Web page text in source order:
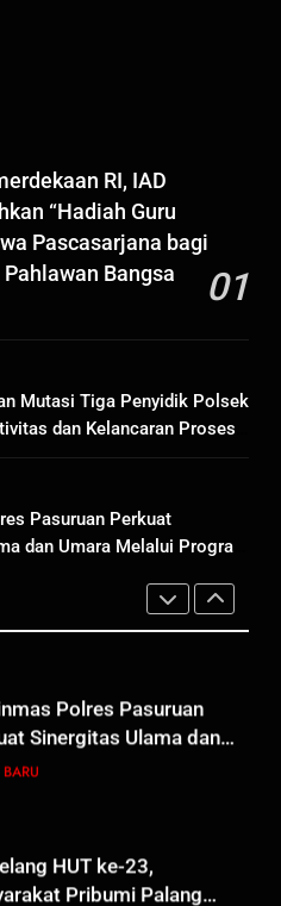
RI, IAD
“Hadiah Guru
Pascasarjana bagi
Bangsa
01
Mutasi Tiga Penyidik Polsek
dan Kelancaran Proses
Pasuruan Perkuat
dan Umara Melalui Program
Pasuruan Beri Klarifikasi
Korban Diduga
Judol, Komitmen
HUT ke-81
RI, IAD
Guru Mengabdi”: 100
Pascasarjana bagi
Non-ASN sebagai
Pasuruan Mutasi Tiga
Polsek Beji Demi
dan Kelancaran
Penyidikan
Polres Pasuruan
Sinergitas Ulama dan
Melalui Program Rabu
HUT ke-23,
Pribumi Palang